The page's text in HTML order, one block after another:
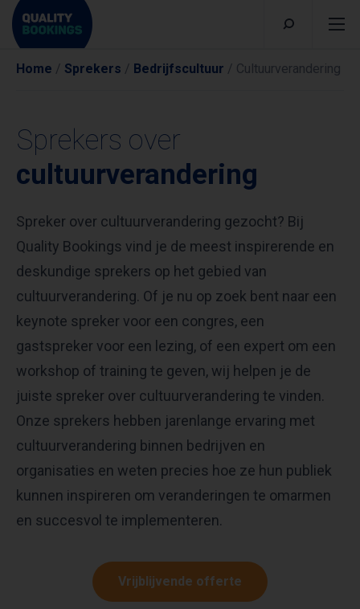
Home / Sprekers / Bedrijfscultuur / Cultuurverandering
Sprekers over
cultuurverandering
Spreker over cultuurverandering gezocht? Bij
Quality Bookings vind je de meest inspirerende en
deskundige sprekers op het gebied van
cultuurverandering. Of je nu op zoek bent naar een
keynote spreker voor een congres, een
gastspreker voor een lezing, of een expert om een
workshop of training te geven, wij helpen je de
juiste spreker over cultuurverandering te vinden.
Onze sprekers hebben jarenlange ervaring met
cultuurverandering binnen bedrijven en
organisaties en weten precies hoe ze hun publiek
kunnen inspireren om veranderingen te omarmen
en succesvol te implementeren.
Vrijblijvende offerte